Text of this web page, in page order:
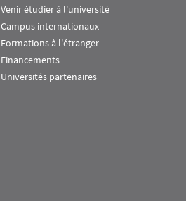
Venir étudier à l'université
Campus internationaux
Formations à l'étranger
Financements
Universités partenaires